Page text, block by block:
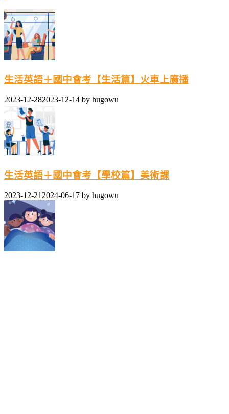
生活英語＋國中會考【生活篇】火車上廣播
2023-12-282023-12-14 by hugowu
生活英語＋國中會考【學校篇】美術課
2023-12-21 2024-06-17 by hugowu